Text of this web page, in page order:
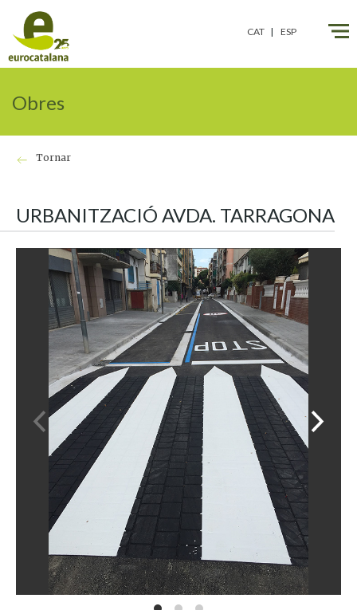
Obres
Tornar
URBANITZACIÓ AVDA. TARRAGONA
CAT ESP